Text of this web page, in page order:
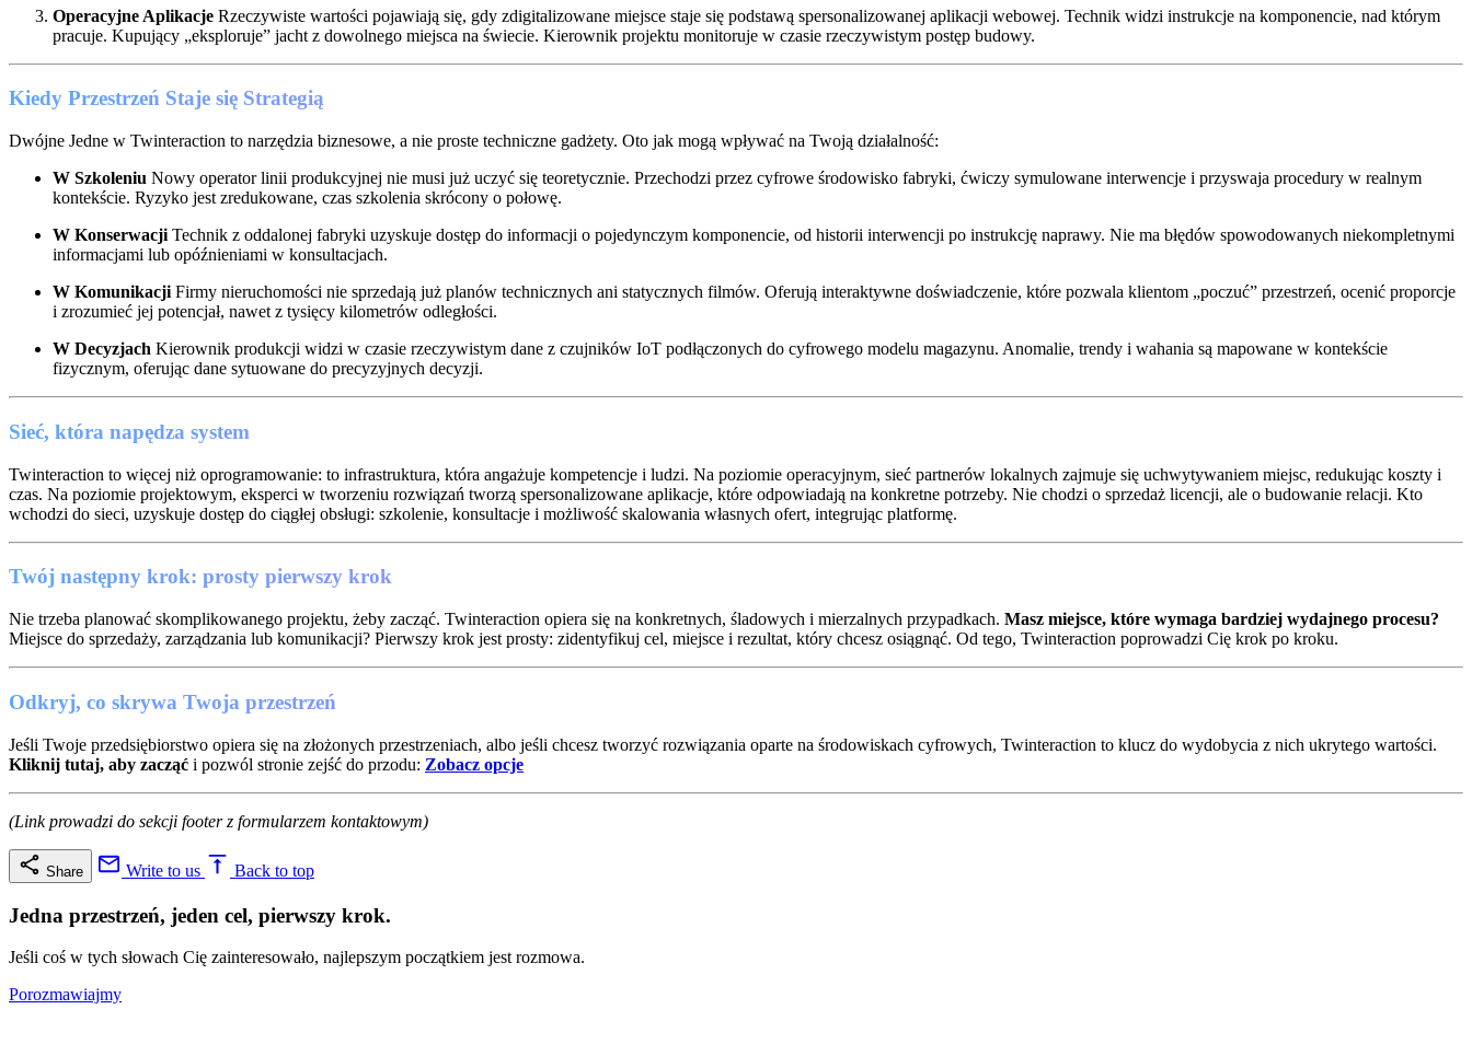
Operacyjne Aplikacje Rzeczywiste wartości pojawiają się, gdy zdigitalizowane miejsce staje się podstawą spersonalizowanej aplikacji webowej. Technik widzi instrukcje na komponencie, nad którym
pracuje. Kupujący „eksploruje” jacht z dowolnego miejsca na świecie. Kierownik projektu monitoruje w czasie rzeczywistym postęp budowy.
Kiedy Przestrzeń Staje się Strategią
Dwójne Jedne w Twinteraction to narzędzia biznesowe, a nie proste techniczne gadżety. Oto jak mogą wpływać na Twoją działalność:
W Szkoleniu Nowy operator linii produkcyjnej nie musi już uczyć się teoretycznie. Przechodzi przez cyfrowe środowisko fabryki, ćwiczy symulowane interwencje i przyswaja procedury w realnym
kontekście. Ryzyko jest zredukowane, czas szkolenia skrócony o połowę.
W Konserwacji Technik z oddalonej fabryki uzyskuje dostęp do informacji o pojedynczym komponencie, od historii interwencji po instrukcję naprawy. Nie ma błędów spowodowanych niekompletnymi
informacjami lub opóźnieniami w konsultacjach.
W Komunikacji Firmy nieruchomości nie sprzedają już planów technicznych ani statycznych filmów. Oferują interaktywne doświadczenie, które pozwala klientom „poczuć” przestrzeń, ocenić proporcje
i zrozumieć jej potencjał, nawet z tysięcy kilometrów odległości.
W Decyzjach Kierownik produkcji widzi w czasie rzeczywistym dane z czujników IoT podłączonych do cyfrowego modelu magazynu. Anomalie, trendy i wahania są mapowane w kontekście
fizycznym, oferując dane sytuowane do precyzyjnych decyzji.
Sieć, która napędza system
Twinteraction to więcej niż oprogramowanie: to infrastruktura, która angażuje kompetencje i ludzi. Na poziomie operacyjnym, sieć partnerów lokalnych zajmuje się uchwytywaniem miejsc, redukując koszty i
czas. Na poziomie projektowym, eksperci w tworzeniu rozwiązań tworzą spersonalizowane aplikacje, które odpowiadają na konkretne potrzeby. Nie chodzi o sprzedaż licencji, ale o budowanie relacji. Kto
wchodzi do sieci, uzyskuje dostęp do ciągłej obsługi: szkolenie, konsultacje i możliwość skalowania własnych ofert, integrując platformę.
Twój następny krok: prosty pierwszy krok
Nie trzeba planować skomplikowanego projektu, żeby zacząć. Twinteraction opiera się na konkretnych, śladowych i mierzalnych przypadkach. Masz miejsce, które wymaga bardziej wydajnego procesu?
Miejsce do sprzedaży, zarządzania lub komunikacji? Pierwszy krok jest prosty: zidentyfikuj cel, miejsce i rezultat, który chcesz osiągnąć. Od tego, Twinteraction poprowadzi Cię krok po kroku.
Odkryj, co skrywa Twoja przestrzeń
Jeśli Twoje przedsiębiorstwo opiera się na złożonych przestrzeniach, albo jeśli chcesz tworzyć rozwiązania oparte na środowiskach cyfrowych, Twinteraction to klucz do wydobycia z nich ukrytego wartości.
Kliknij tutaj, aby zacząć i pozwól stronie zejść do przodu: Zobacz opcje
(Link prowadzi do sekcji footer z formularzem kontaktowym)
Share Write to us Back to top
Jedna przestrzeń, jeden cel, pierwszy krok.
Jeśli coś w tych słowach Cię zainteresowało, najlepszym początkiem jest rozmowa.
Porozmawiajmy